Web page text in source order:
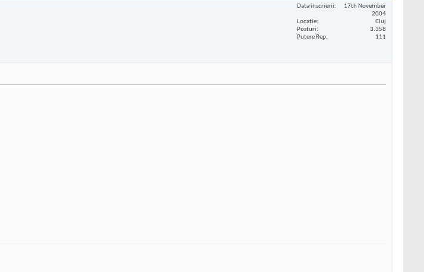
Data înscrierii
17th November
2004
Locaţie
Cluj
Posturi
3.358
Putere Rep
111